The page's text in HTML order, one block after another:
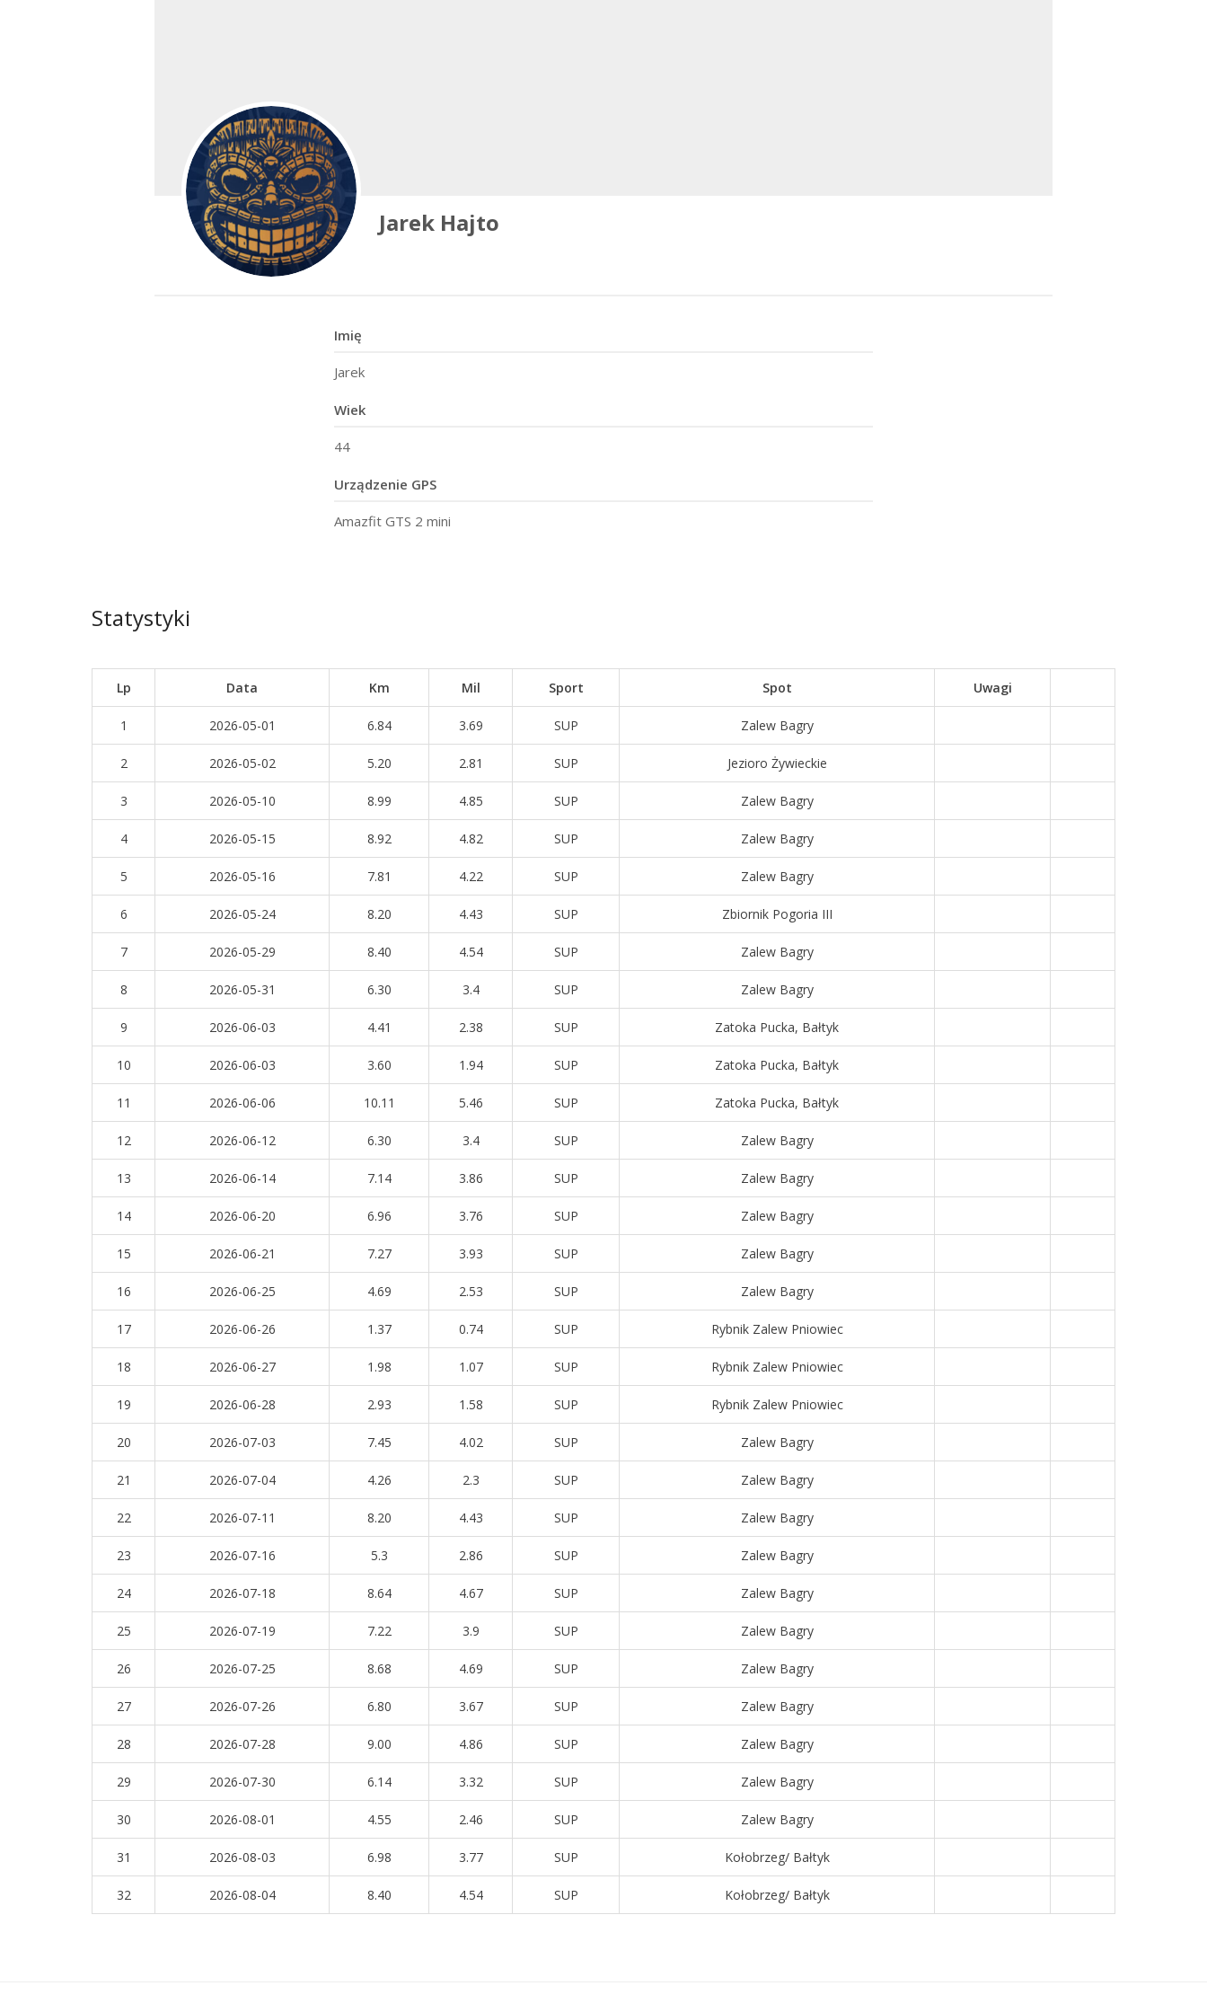
Jarek Hajto
Imię
Jarek
Wiek
44
Urządzenie GPS
Amazfit GTS 2 mini
Statystyki
Lp Data Km Mil Sport Spot Uwagi
1 2026-05-01 6.84 3.69 SUP Zalew Bagry
2 2026-05-02 5.20 2.81 SUP Jezioro Żywieckie
3 2026-05-10 8.99 4.85 SUP Zalew Bagry
4 2026-05-15 8.92 4.82 SUP Zalew Bagry
5 2026-05-16 7.81 4.22 SUP Zalew Bagry
6 2026-05-24 8.20 4.43 SUP Zbiornik Pogoria III
7 2026-05-29 8.40 4.54 SUP Zalew Bagry
8 2026-05-31 6.30 3.4 SUP Zalew Bagry
9 2026-06-03 4.41 2.38 SUP Zatoka Pucka, Bałtyk
10 2026-06-03 3.60 1.94 SUP Zatoka Pucka, Bałtyk
11 2026-06-06 10.11 5.46 SUP Zatoka Pucka, Bałtyk
12 2026-06-12 6.30 3.4 SUP Zalew Bagry
13 2026-06-14 7.14 3.86 SUP Zalew Bagry
14 2026-06-20 6.96 3.76 SUP Zalew Bagry
15 2026-06-21 7.27 3.93 SUP Zalew Bagry
16 2026-06-25 4.69 2.53 SUP Zalew Bagry
17 2026-06-26 1.37 0.74 SUP Rybnik Zalew Pniowiec
18 2026-06-27 1.98 1.07 SUP Rybnik Zalew Pniowiec
19 2026-06-28 2.93 1.58 SUP Rybnik Zalew Pniowiec
20 2026-07-03 7.45 4.02 SUP Zalew Bagry
21 2026-07-04 4.26 2.3 SUP Zalew Bagry
22 2026-07-11 8.20 4.43 SUP Zalew Bagry
23 2026-07-16 5.3 2.86 SUP Zalew Bagry
24 2026-07-18 8.64 4.67 SUP Zalew Bagry
25 2026-07-19 7.22 3.9 SUP Zalew Bagry
26 2026-07-25 8.68 4.69 SUP Zalew Bagry
27 2026-07-26 6.80 3.67 SUP Zalew Bagry
28 2026-07-28 9.00 4.86 SUP Zalew Bagry
29 2026-07-30 6.14 3.32 SUP Zalew Bagry
30 2026-08-01 4.55 2.46 SUP Zalew Bagry
31 2026-08-03 6.98 3.77 SUP Kołobrzeg/ Bałtyk
32 2026-08-04 8.40 4.54 SUP Kołobrzeg/ Bałtyk